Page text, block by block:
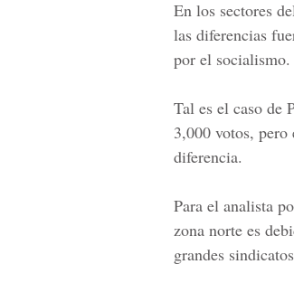
En los sectores
las diferencias
por el socialismo.
Tal es el caso de
3,000 votos,
diferencia.
Para el analista
zona norte es
grandes